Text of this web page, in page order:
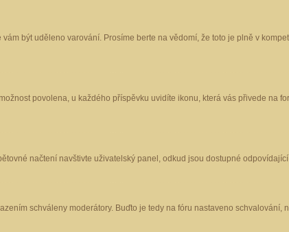
být uděleno varování. Prosíme berte na vědomí, že toto je plně v
povolena, u každého příspěvku uvidíte ikonu, která vás přivede na
načtení navštivte uživatelský panel, odkud jsou dostupné
schváleny moderátory. Buďto je tedy na fóru nastaveno